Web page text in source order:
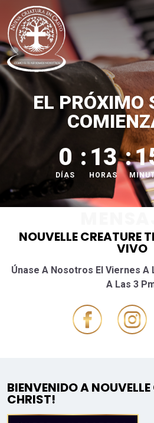
EL PRÓXIMO
0
DÍAS
13
HORAS
NOUVELLE CREATURE
VIVO
Únase A Nosotros El Viernes A
A Las 3
BIENVENIDO A NOUVELLE
CHRIST!